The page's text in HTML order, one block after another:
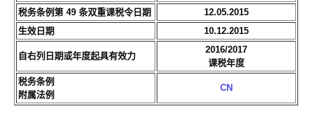
税务条例第 49 条双重课税令日期
12.05.2015
生效日期
10.12.2015
自右列日期或年度起具有效力
2016/2017
课税年度
税务条例
附属法例
CN